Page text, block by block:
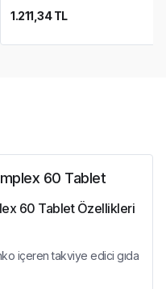
1.211,34 TL
60 Tablet
60 Tablet Özellikleri
içeren takviye edici gıda